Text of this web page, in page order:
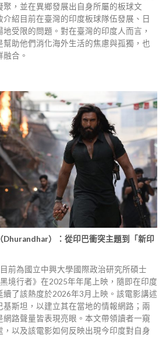
聚，並在異鄉發展出自身所屬的板球文
紹目前在臺灣的印度板球隊伍發展、日
受限的問題。對在臺灣的印度人而言，
助他們消化海外生活的焦慮與孤獨，也
合。
Dhurandhar）：從印巴衝突主題到「新印
前為國立中興大學國際政治研究所碩士
境行者》在2025年年尾上映，隨即在印度
續了該熱度於2026年3月上映。該電影講述
基斯坦，以建立其在當地的情報網路；兩
路聲量皆表現亮眼。本文帶領讀者一窺
，以及該電影如何反映出現今印度對自身